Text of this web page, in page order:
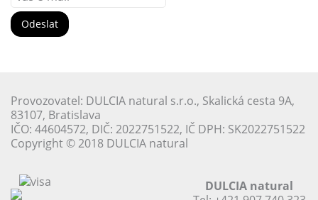
Provozovatel: DULCIA natural s.r.o., Skalická cesta 9A,
83107, Bratislava
IČO: 44604572, DIČ: 2022751522, IČ DPH: SK2022751522
Copyright © 2018 DULCIA natural
DULCIA natural